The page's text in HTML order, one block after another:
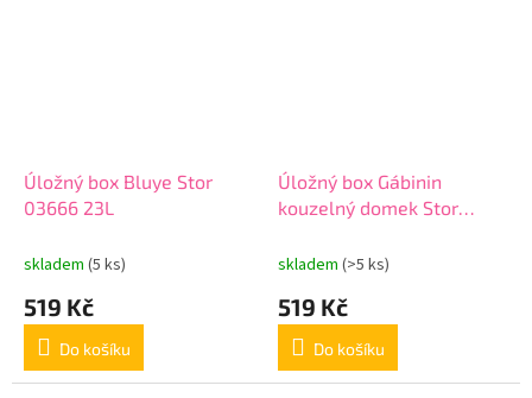
Úložný box Bluye Stor
03666 23L
skladem (5 ks)
519 Kč
Do košíku
Úložný box Gábinin
kouzelný domek Stor
skladem (>5 ks)
519 Kč
Do košíku